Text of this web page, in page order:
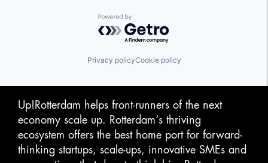
Powered by Getro.com
Privacy policyCookie policy
Up!Rotterdam helps front-runners of the next
economy scale up. Rotterdam‘s thriving
ecosystem offers the best home port for forward-
thinking startups, scale-ups, innovative SMEs and